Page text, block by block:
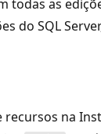
as
do SQL
na